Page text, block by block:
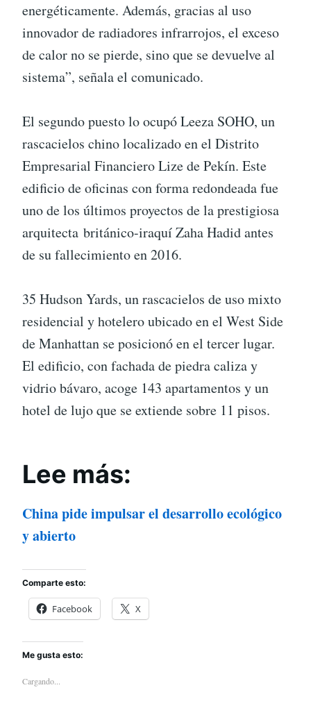
energéticamente. Además, gracias al uso
innovador de radiadores infrarrojos, el exceso
de calor no se pierde, sino que se devuelve al
sistema”, señala el comunicado.
El segundo puesto lo ocupó Leeza SOHO, un
rascacielos chino localizado en el Distrito
Empresarial Financiero Lize de Pekín. Este
edificio de oficinas con forma redondeada fue
uno de los últimos proyectos de la prestigiosa
arquitecta británico-iraquí Zaha Hadid antes
de su fallecimiento en 2016.
35 Hudson Yards, un rascacielos de uso mixto
residencial y hotelero ubicado en el West Side
de Manhattan se posicionó en el tercer lugar.
El edificio, con fachada de piedra caliza y
vidrio bávaro, acoge 143 apartamentos y un
hotel de lujo que se extiende sobre 11 pisos.
Lee más:
China pide impulsar el desarrollo ecológico
y abierto
Comparte esto:
Facebook X
Me gusta esto:
Cargando...